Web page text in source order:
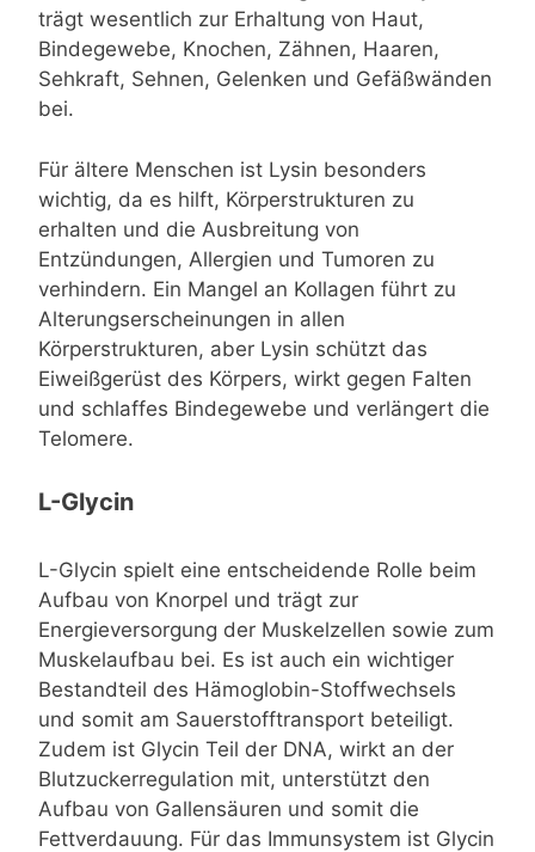
trägt wesentlich zur Erhaltung von Haut,
Bindegewebe, Knochen, Zähnen, Haaren,
Sehkraft, Sehnen, Gelenken und Gefäßwänden
bei.
Für ältere Menschen ist Lysin besonders
wichtig, da es hilft, Körperstrukturen zu
erhalten und die Ausbreitung von
Entzündungen, Allergien und Tumoren zu
verhindern. Ein Mangel an Kollagen führt zu
Alterungserscheinungen in allen
Körperstrukturen, aber Lysin schützt das
Eiweißgerüst des Körpers, wirkt gegen Falten
und schlaffes Bindegewebe und verlängert die
Telomere.
L-Glycin
L-Glycin spielt eine entscheidende Rolle beim
Aufbau von Knorpel und trägt zur
Energieversorgung der Muskelzellen sowie zum
Muskelaufbau bei. Es ist auch ein wichtiger
Bestandteil des Hämoglobin-Stoffwechsels
und somit am Sauerstofftransport beteiligt.
Zudem ist Glycin Teil der DNA, wirkt an der
Blutzuckerregulation mit, unterstützt den
Aufbau von Gallensäuren und somit die
Fettverdauung. Für das Immunsystem ist Glycin